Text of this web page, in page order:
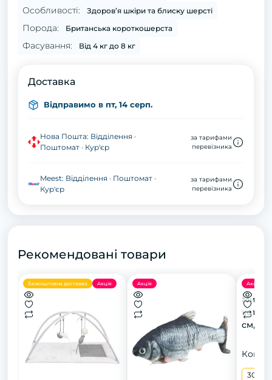
Особливості: Здоров’я шкіри та блиску шерсті
Порода: Британська короткошерста
Фасування: Від 4 кг до 8 кг
Доставка
Відправимо в пт, 14 серп.
Нова Пошта: Відділення ·
Поштомат · Кур'єр
за тарифами
перевізника
Meest: Відділення · Поштомат ·
Кур'єр
за тарифами
перевізника
Рекомендовані товари
Безкоштовна доставка Акція Акція Акція
Миска
котів,
см,
300